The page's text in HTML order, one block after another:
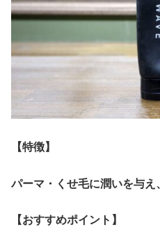
【特徴】
パーマ・くせ毛に潤いを与え
【おすすめポイント】